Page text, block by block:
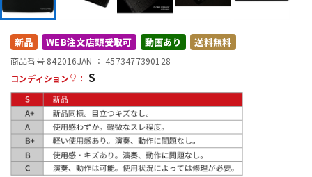
中古 ヴィンテージ
新品 WEB注文店頭受取可 動画あり 送料無料
商品番号 842016JAN ： 4573477390128
コンディション
： S